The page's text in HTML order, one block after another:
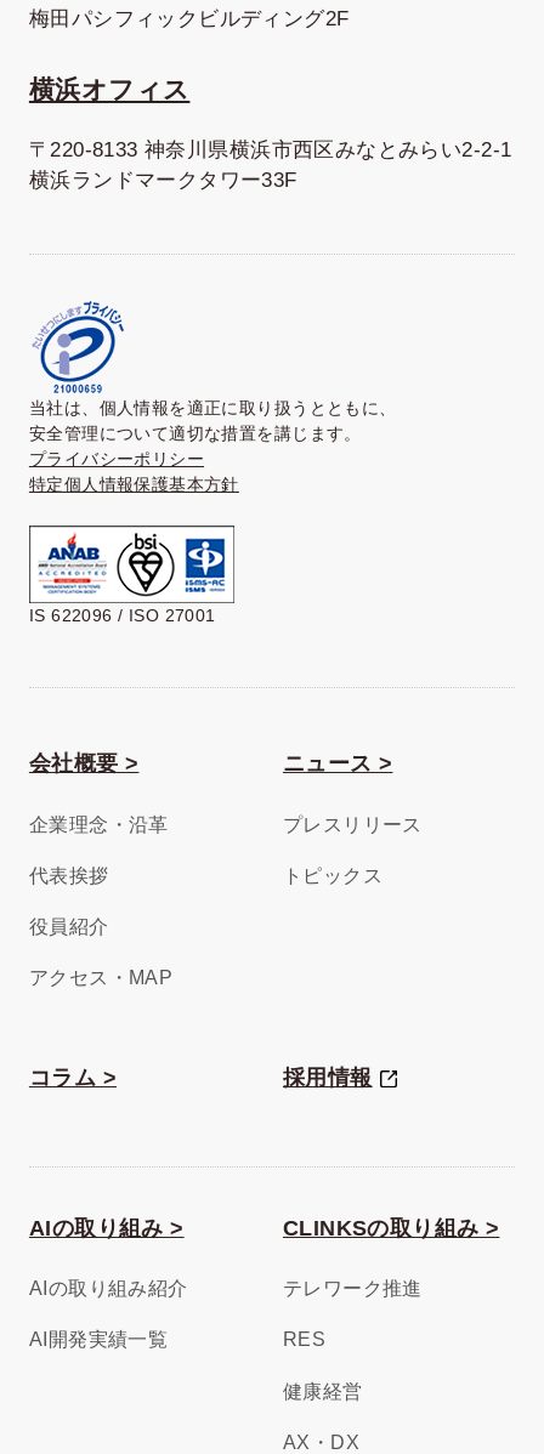
梅田パシフィックビルディング2F
横浜オフィス
〒220-8133 神奈川県横浜市西区みなとみらい2-2-1
横浜ランドマークタワー33F
当社は、個人情報を適正に取り扱うとともに、
安全管理について適切な措置を講じます。
プライバシーポリシー
特定個人情報保護基本方針
IS 622096 / ISO 27001
会社概要 >
企業理念・沿革
代表挨拶
役員紹介
アクセス・MAP
ニュース >
プレスリリース
トピックス
コラム > 採用情報
AIの取り組み >
AIの取り組み紹介
AI開発実績一覧
CLINKSの取り組み >
テレワーク推進
RES
健康経営
AX・DX